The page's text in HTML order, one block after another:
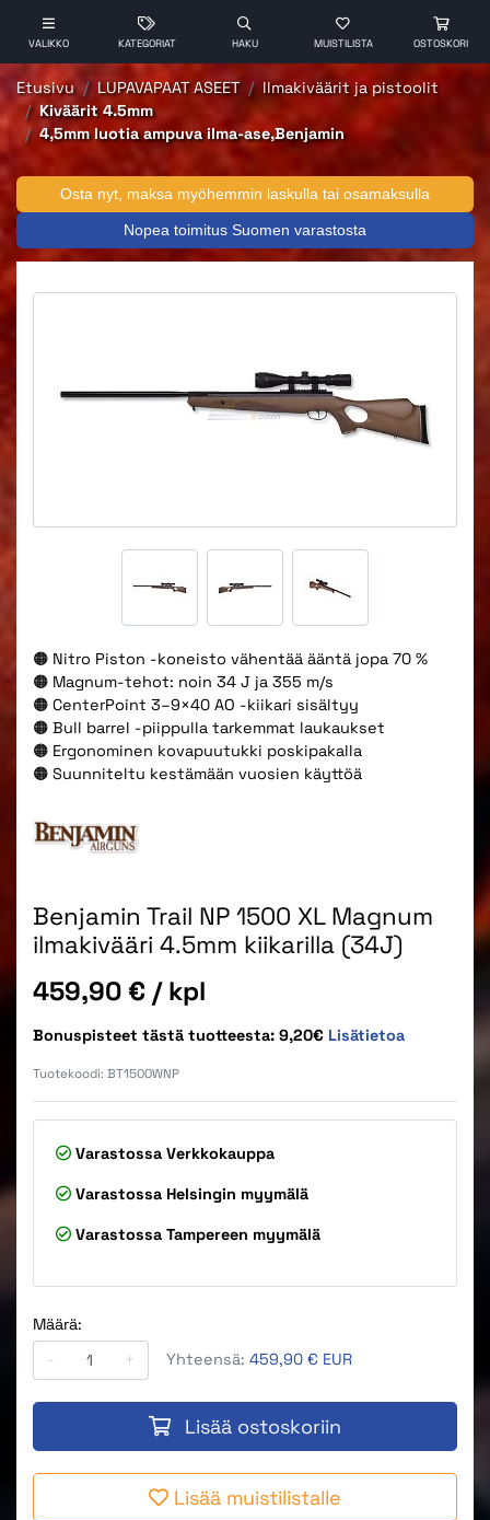
VALIKKO KATEGORIAT HAKU MUISTILISTA OSTOSKORI
Etusivu LUPAVAPAAT ASEET
Ilmakiväärit ja pistoolit
Kiväärit 4.5mm
4,5mm luotia ampuva ilma-ase,Benjamin
Osta nyt, maksa myöhemmin laskulla tai osamaksulla
Nopea toimitus Suomen varastosta
🟠 Nitro Piston -koneisto vähentää ääntä jopa 70 %
🟠 Magnum-tehot: noin 34 J ja 355 m/s
🟠 CenterPoint 3–9×40 AO -kiikari sisältyy
🟠 Bull barrel -piippulla tarkemmat laukaukset
🟠 Ergonominen kovapuutukki poskipakalla
🟠 Suunniteltu kestämään vuosien käyttöä
Benjamin Trail NP 1500 XL Magnum
ilmakivääri 4.5mm kiikarilla (34J)
Hinta
459,90 € / kpl
Bonuspisteet tästä tuotteesta: 9,20€ Lisätietoa
Tuotekoodi: BT1500WNP
Varastossa Verkkokauppa
Varastossa Helsingin myymälä
Varastossa Tampereen myymälä
Määrä:
-
+ Yhteensä: 459,90 € EUR
Lisää ostoskoriin
Lisää muistilistalle